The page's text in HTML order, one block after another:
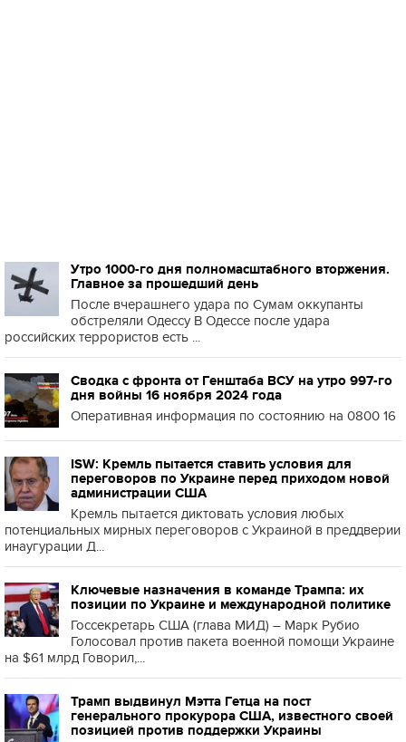
Утро 1000-го дня полномасштабного вторжения.
Главное за прошедший день
После вчерашнего удара по Сумам оккупанты
обстреляли Одессу В Одессе после удара
российских террористов есть ...
Сводка с фронта от Генштаба ВСУ на утро 997-го
дня войны 16 ноября 2024 года
Оперативная информация по состоянию на 0800 16
ISW: Кремль пытается ставить условия для
переговоров по Украине перед приходом новой
администрации США
Кремль пытается диктовать условия любых
потенциальных мирных переговоров с Украиной в преддверии
инаугурации Д...
Ключевые назначения в команде Трампа: их
позиции по Украине и международной политике
Госсекретарь США (глава МИД) – Марк Рубио
Голосовал против пакета военной помощи Украине
на $61 млрд Говорил,...
Трамп выдвинул Мэтта Гетца на пост
генерального прокурора США, известного своей
позицией против поддержки Украины